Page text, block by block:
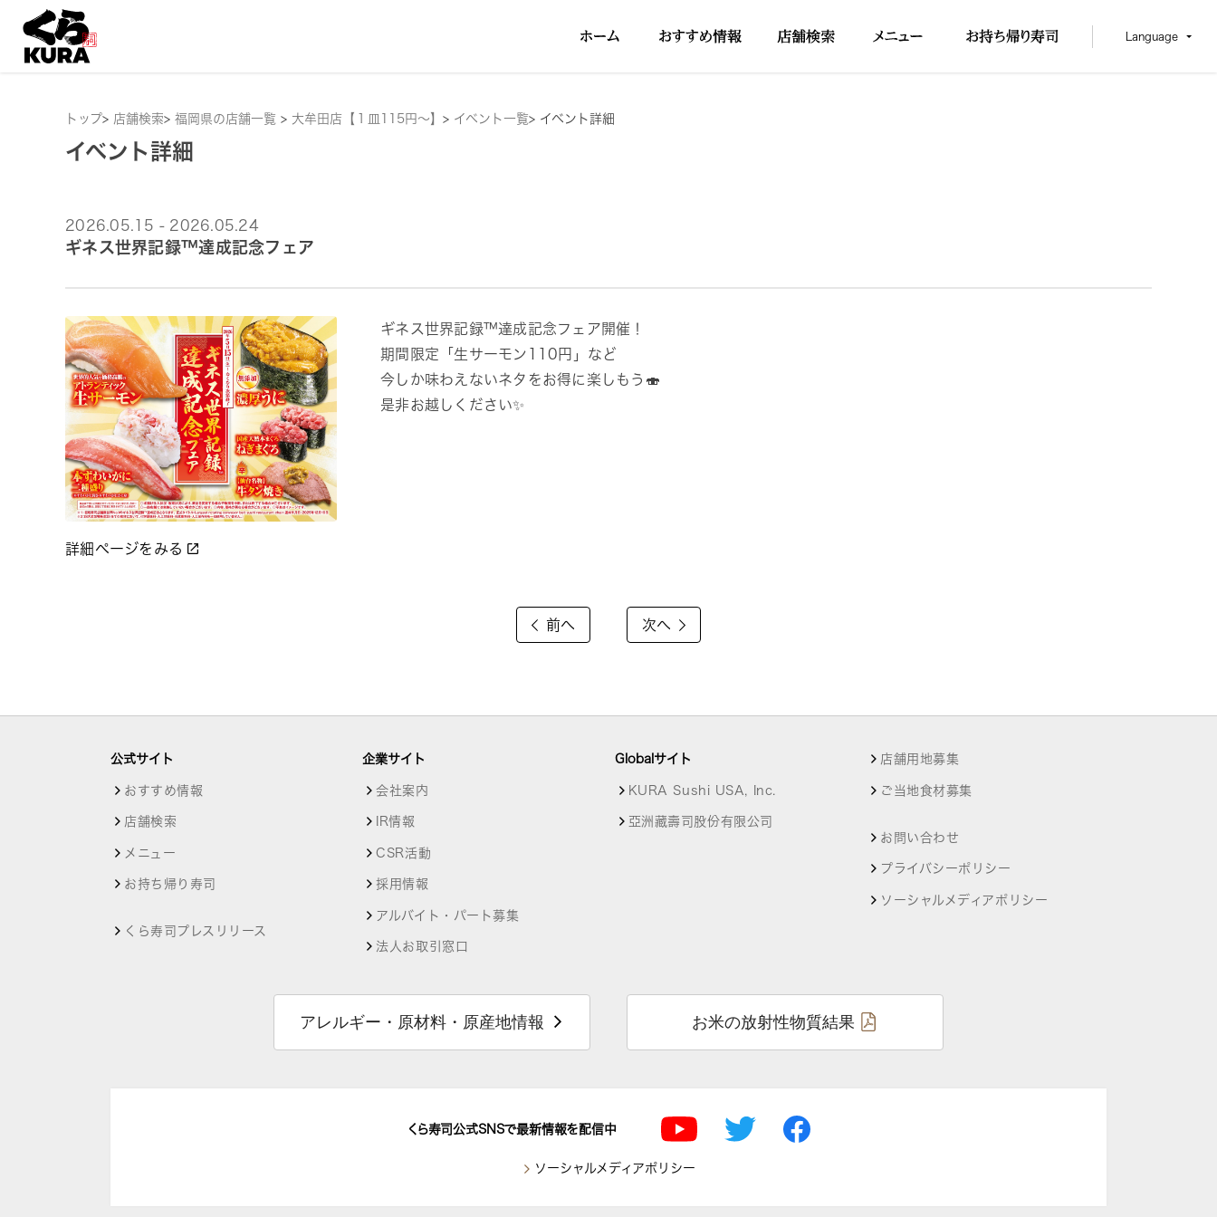
Language
トップ> 店舗検索> 福岡県の店舗一覧 > 大牟田店【１皿115円～】 > イベント一覧> イベント詳細
イベント詳細
2026.05.15 - 2026.05.24
ギネス世界記録™達成記念フェア
詳細ページをみる
ギネス世界記録™達成記念フェア開催！
期間限定「生サーモン110円」など
今しか味わえないネタをお得に楽しもう🍣
是非お越しください✨
前へ 次へ
公式サイト
おすすめ情報
店舗検索
メニュー
お持ち帰り寿司
くら寿司プレスリリース
企業サイト
会社案内
IR情報
CSR活動
採用情報
アルバイト・パート募集
法人お取引窓口
Globalサイト
KURA Sushi USA, Inc.
亞洲藏壽司股份有限公司
店舗用地募集
ご当地食材募集
お問い合わせ
プライバシーポリシー
ソーシャルメディアポリシー
アレルギー・原材料・原産地情報 お米の放射性物質結果
くら寿司公式SNSで最新情報を配信中
ソーシャルメディアポリシー